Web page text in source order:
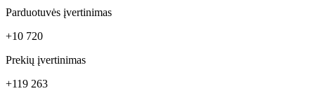
Parduotuvės įvertinimas
+10 720
Prekių įvertinimas
+119 263